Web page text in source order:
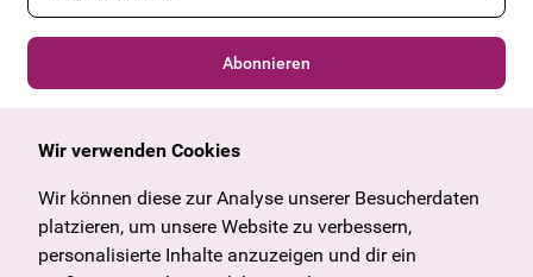
Abonnieren
Allgemein
Angebote & News
U27
Geschenkgutschein
Wien
Tirol
Vorarlberg
Wir verwenden Cookies
Wir können diese zur Analyse unserer Besucherdaten
platzieren, um unsere Website zu verbessern,
personalisierte Inhalte anzuzeigen und dir ein